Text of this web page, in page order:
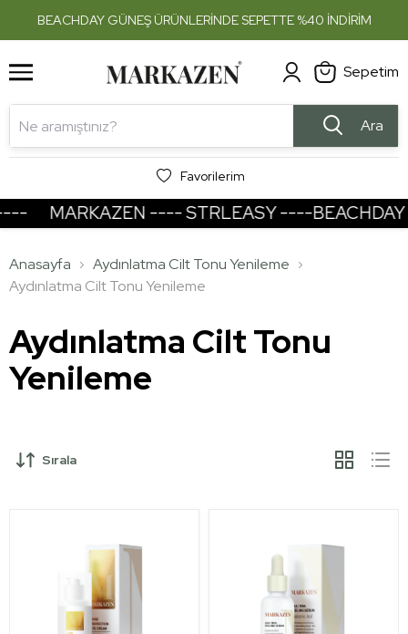
BEACHDAY GÜNEŞ ÜRÜNLERİNDE SEPETTE %40 İNDİRİM
2
Sepetim
Ara
Favorilerim
MARKAZEN ---- STRLEASY ----BEACHDAY
Anasayfa
Aydınlatma Cilt Tonu Yenileme
Aydınlatma Cilt Tonu Yenileme
Aydınlatma Cilt Tonu
Yenileme
Sırala